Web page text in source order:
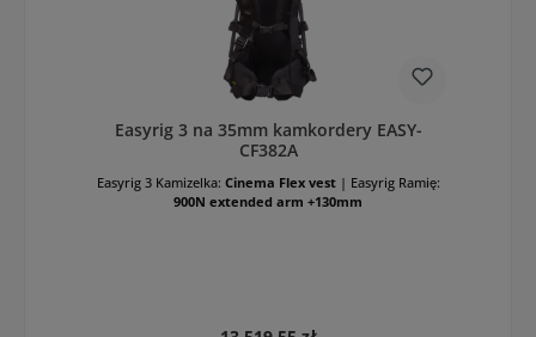
Easyrig 3 na 35mm kamkordery EASY-
CF382A
Easyrig 3 Kamizelka: Cinema Flex vest | Easyrig Ramię:
900N extended arm +130mm